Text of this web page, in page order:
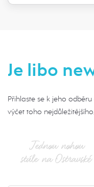
Je libo
Přihlaste se k jeho
výčet toho
Jednou nohou
stále na Ostravské